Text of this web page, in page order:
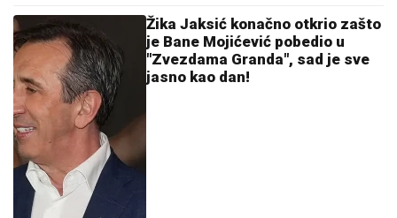
Žika Jaksić konačno otkrio zašto
je Bane Mojićević pobedio u
"Zvezdama Granda", sad je sve
jasno kao dan!